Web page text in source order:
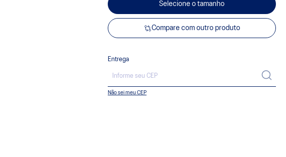
Selecione o tamanho
Compare com outro produto
Entrega
Não sei meu CEP